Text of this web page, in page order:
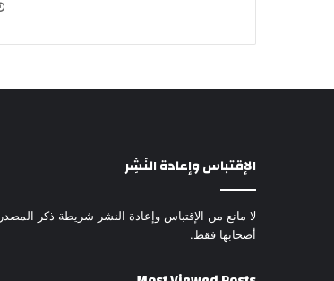
الإقتباس وإعادة النَشِر
لا مانع من الإقتباس وإعادة النشر شريطة ذكر
أصحابها فقط.